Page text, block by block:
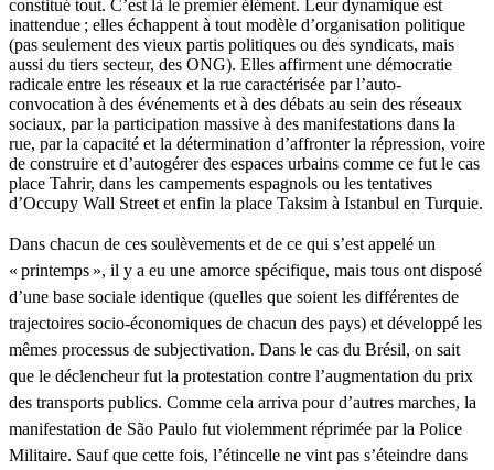
constitué tout. C’est là le premier élément. Leur dynamique est
inattendue ; elles échappent à tout modèle d’organisation politique
(pas seulement des vieux partis politiques ou des syndicats, mais
aussi du tiers secteur, des ONG). Elles affirment une démocratie
radicale entre les réseaux et la rue caractérisée par l’auto-
convocation à des événements et à des débats au sein des réseaux
sociaux, par la participation massive à des manifestations dans la
rue, par la capacité et la détermination d’affronter la répression, voire
de construire et d’autogérer des espaces urbains comme ce fut le cas
place Tahrir, dans les campements espagnols ou les tentatives
d’Occupy Wall Street et enfin la place Taksim à Istanbul en Turquie.
Dans chacun de ces soulèvements et de ce qui s’est appelé un
« printemps », il y a eu une amorce spécifique, mais tous ont disposé
d’une base sociale identique (quelles que soient les différentes de
trajectoires socio-économiques de chacun des pays) et développé les
mêmes processus de subjectivation. Dans le cas du Brésil, on sait
que le déclencheur fut la protestation contre l’augmentation du prix
des transports publics. Comme cela arriva pour d’autres marches, la
manifestation de São Paulo fut violemment réprimée par la Police
Militaire. Sauf que cette fois, l’étincelle ne vint pas s’éteindre dans